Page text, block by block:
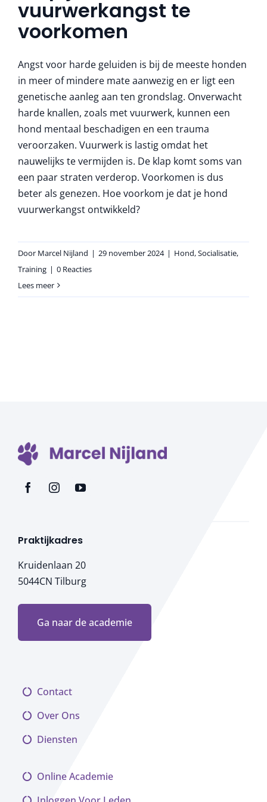
More
vuurwerkangst te
voorkomen
Angst voor harde geluiden is bij de meeste honden
in meer of mindere mate aanwezig en er ligt een
genetische aanleg aan ten grondslag. Onverwacht
harde knallen, zoals met vuurwerk, kunnen een
hond mentaal beschadigen en een trauma
veroorzaken. Vuurwerk is lastig omdat het
nauwelijks te vermijden is. De klap komt soms van
een paar straten verderop. Voorkomen is dus
beter als genezen. Hoe voorkom je dat je hond
vuurwerkangst ontwikkeld?
Door Marcel Nijland | 29 november 2024 | Hond,Socialisatie,
Training | 0 Reacties
Lees meer
Praktijkadres
Kruidenlaan 20
5044CN Tilburg
Ga naar de academie
Contact
Over Ons
Diensten
Online Academie